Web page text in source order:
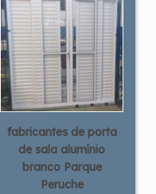
fabricantes de porta
de sala alumínio
branco Parque
Peruche